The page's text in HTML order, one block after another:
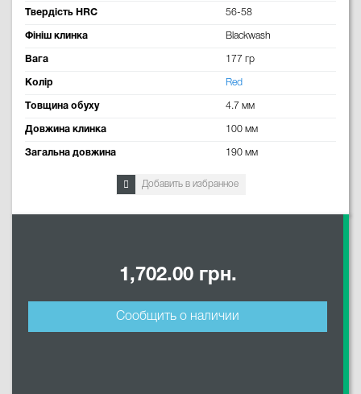
Твердість HRC 56-58
Фініш клинка Blackwash
Вага 177 гр
Колір Red
Товщина обуху 4.7 мм
Довжина клинка 100 мм
Загальна довжина 190 мм
Добавить в избранное
1,702.00 грн.
Сообщить о наличии